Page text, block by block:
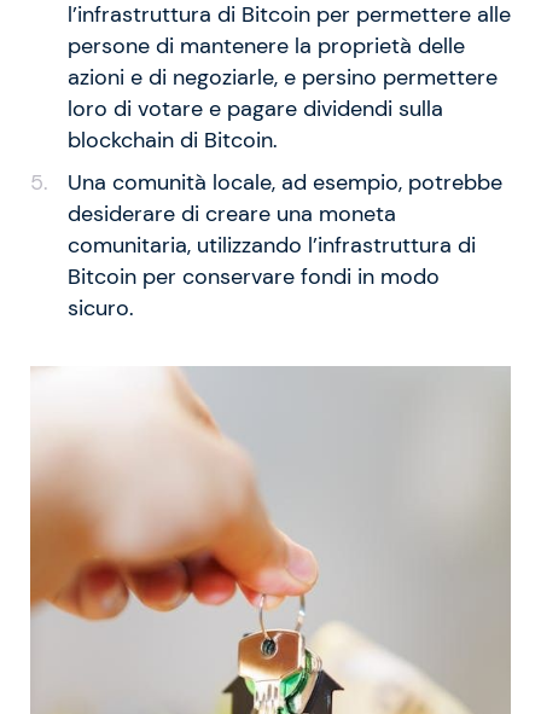
l’infrastruttura di Bitcoin per permettere alle
persone di mantenere la proprietà delle
azioni e di negoziarle, e persino permettere
loro di votare e pagare dividendi sulla
blockchain di Bitcoin.
Una comunità locale, ad esempio, potrebbe
desiderare di creare una moneta
comunitaria, utilizzando l’infrastruttura di
Bitcoin per conservare fondi in modo
sicuro.